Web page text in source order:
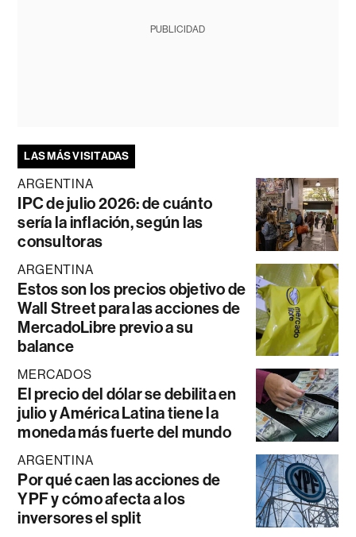
PUBLICIDAD
LAS MÁS VISITADAS
ARGENTINA
IPC de julio 2026: de cuánto
sería la inflación, según las
consultoras
ARGENTINA
Estos son los precios objetivo de
Wall Street para las acciones de
MercadoLibre previo a su
balance
MERCADOS
El precio del dólar se debilita en
julio y América Latina tiene la
moneda más fuerte del mundo
ARGENTINA
Por qué caen las acciones de
YPF y cómo afecta a los
inversores el split